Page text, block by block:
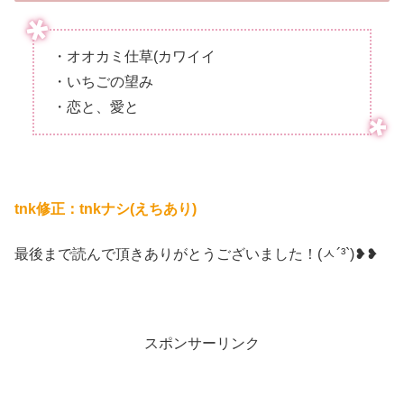
・オオカミ仕草(カワイイ
・いちごの望み
・恋と、愛と
tnk修正：tnkナシ(えちあり)
最後まで読んで頂きありがとうございました！(ㅅ´³`)❥❥
スポンサーリンク